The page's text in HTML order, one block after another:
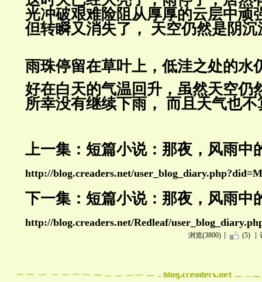
光冲破艰难险阻从厚厚的云层中顽
但转瞬又消失了， 天空仍然是阴沉
雨珠停留在草叶上，低洼之处的水
好在白天的气温回升，虽然天空仍
所幸没有继续下雨， 而且天气也不
上一集：短篇小说：那夜，风雨中
http://blog.creaders.net/
下一集：短篇小说：那夜，风雨中
http://blog.creaders.net/Redleaf/
浏览(3800) (5)